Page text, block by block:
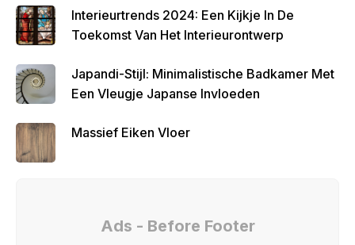
Interieurtrends 2024: Een Kijkje In De
Toekomst Van Het Interieurontwerp
Japandi-Stijl: Minimalistische Badkamer Met
Een Vleugje Japanse Invloeden
Massief Eiken Vloer
Ads - Before Footer